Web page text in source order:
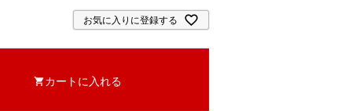
お気に入りに登録する
カートに入れる